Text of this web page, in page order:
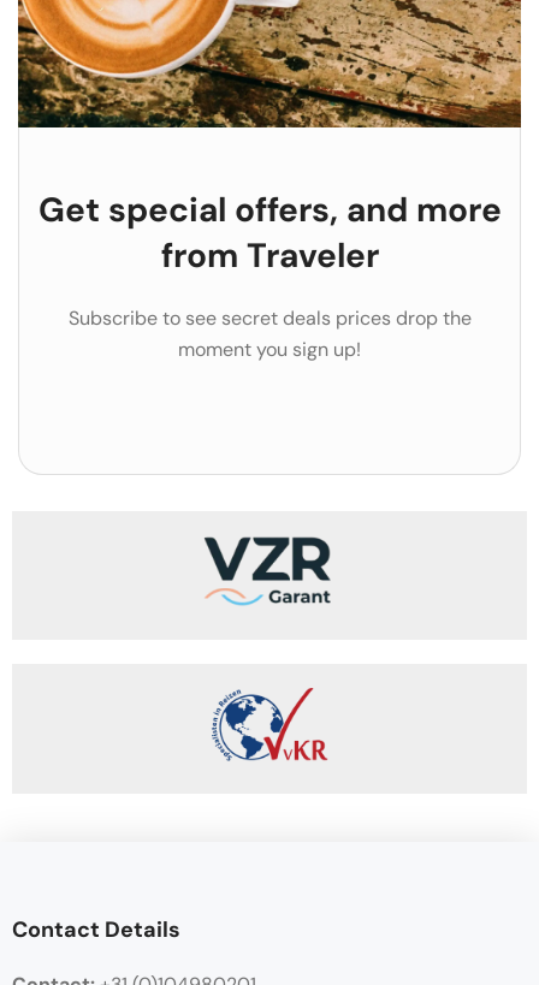
Get special offers, and more
from Traveler
Subscribe to see secret deals prices drop the
moment you sign up!
Contact Details